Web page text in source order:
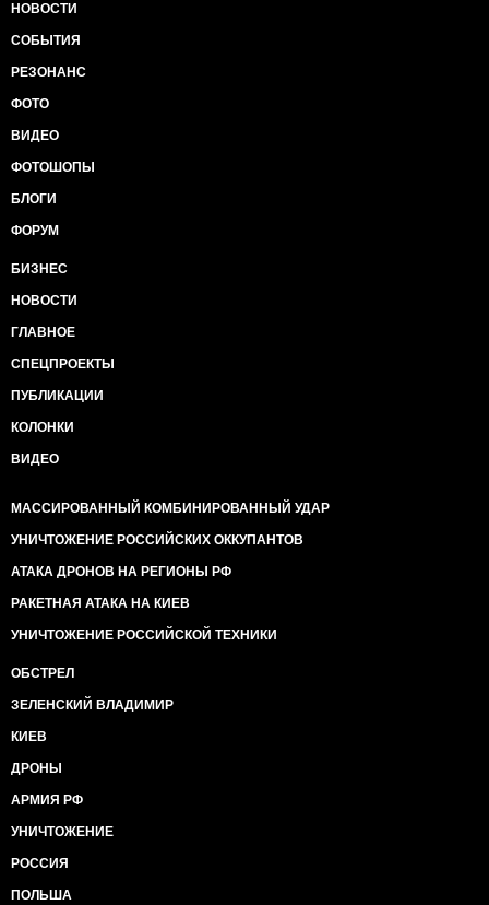
НОВОСТИ
СОБЫТИЯ
РЕЗОНАНС
ФОТО
ВИДЕО
ФОТОШОПЫ
БЛОГИ
ФОРУМ
БИЗНЕС
НОВОСТИ
ГЛАВНОЕ
СПЕЦПРОЕКТЫ
ПУБЛИКАЦИИ
КОЛОНКИ
ВИДЕО
МАССИРОВАННЫЙ КОМБИНИРОВАННЫЙ УДАР
УНИЧТОЖЕНИЕ РОССИЙСКИХ ОККУПАНТОВ
АТАКА ДРОНОВ НА РЕГИОНЫ РФ
РАКЕТНАЯ АТАКА НА КИЕВ
УНИЧТОЖЕНИЕ РОССИЙСКОЙ ТЕХНИКИ
ОБСТРЕЛ
ЗЕЛЕНСКИЙ ВЛАДИМИР
КИЕВ
ДРОНЫ
АРМИЯ РФ
УНИЧТОЖЕНИЕ
РОССИЯ
ПОЛЬША